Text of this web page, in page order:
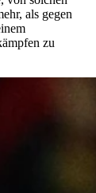
als gegen
zu